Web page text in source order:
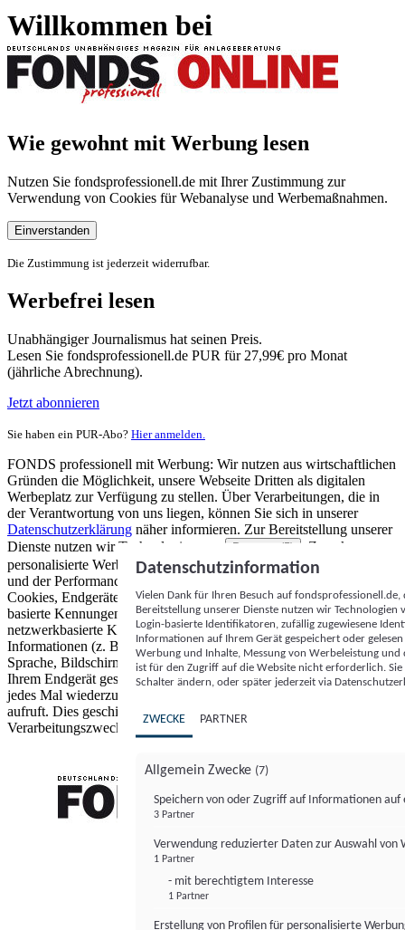
Willkommen bei
Wie gewohnt mit Werbung lesen
Nutzen Sie fondsprofessionell.de mit Ihrer Zustimmung zur
Verwendung von Cookies für Webanalyse und Werbemaßnahmen.
Einverstanden
Die Zustimmung ist jederzeit widerrufbar.
Werbefrei lesen
Unabhängiger Journalismus hat seinen Preis.
Lesen Sie fondsprofessionell.de PUR für 27,99€ pro Monat
(jährliche Abrechnung).
Jetzt abonnieren
Sie haben ein PUR-Abo? Hier anmelden.
FONDS professionell mit Werbung: Wir nutzen aus wirtschaftlichen
Gründen die Möglichkeit, unsere Webseite Dritten als digitalen
Werbeplatz zur Verfügung zu stellen. Über Verarbeitungen, die in
der Verantwortung von uns liegen, können Sie sich in unserer
Datenschutzerklärung näher informieren. Zur Bereitstellung unserer
Dienste nutzen wir Technologien von
Partnern (5)
. Zwecke:
personalisierte Werbung und Inhalte, Messung von Werbeleistung
und der Performance von Inhalten sowie Zielgruppenforschung.
Cookies, Endgeräte- oder ähnliche Online-Kennungen (z. B. login-
basierte Kennungen, zufällig generierte Kennungen,
netzwerkbasierte Kennungen) können zusammen mit anderen
Informationen (z. B. Browsertyp und Browserinformationen,
Sprache, Bildschirmgröße, unterstützte Technologien usw.) auf
Ihrem Endgerät gespeichert oder von dort ausgelesen werden, um es
jedes Mal wiederzuerkennen, wenn es eine App oder einer Webseite
aufruft. Dies geschieht für einen oder mehrere der hier aufgeführten
Verarbeitungszwecke.
Datenschutzinformation
Vielen Dank für Ihren Besuch auf
Bereitstellung unserer Dienste nutzen wir Technologien
Login-basierte Identifikatoren, zufällig zugewiesene
Informationen auf Ihrem Gerät gespeichert oder
Werbung und Inhalte, Messung von Werbeleistung
ist für den Zugriff auf die Website nicht erforderlich.
Schalter ändern, oder später jederzeit via
ZWECKE PARTNER
Allgemein Zwecke (7)
Speichern von oder Zugriff auf Informationen auf
3 Partner
Verwendung reduzierter Daten zur Auswahl von
1 Partner
- mit berechtigtem Interesse
1 Partner
Erstellung von Profilen für personalisierte
FONDS professionell